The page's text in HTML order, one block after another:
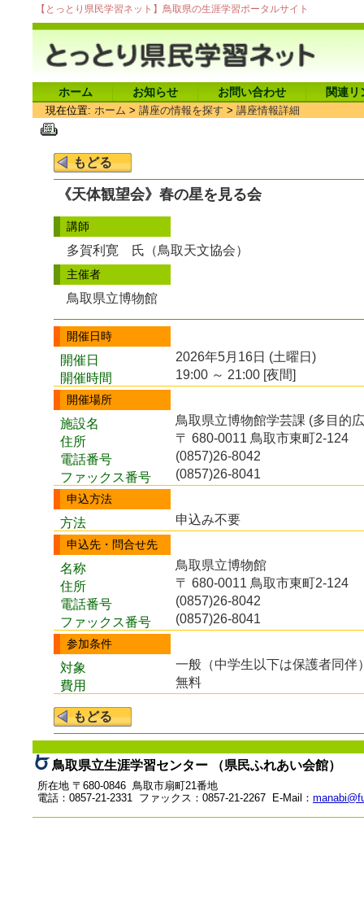
【とっとり県民学習ネット】鳥取県の生涯学習ポータルサイト
ホーム お知らせ お問い合わせ 関連リ
現在位置: ホーム > 講座の情報を探す > 講座情報詳細
《天体観望会》春の星を見る会
講師
多賀利寛 氏（鳥取天文協会）
主催者
鳥取県立博物館
開催日時
開催日
2026年5月16日 (土曜日)
開催時間
19:00 ～ 21:00 [夜間]
開催場所
施設名
鳥取県立博物館学芸課 (多目的
住所
〒 680-0011 鳥取市東町2-124
電話番号
(0857)26-8042
ファックス番号
(0857)26-8041
申込方法
方法 申込み不要
申込先・問合せ先
名称
鳥取県立博物館
住所
〒 680-0011 鳥取市東町2-124
電話番号
(0857)26-8042
ファックス番号
(0857)26-8041
参加条件
対象
一般（中学生以下は保護者同伴
費用
無料
鳥取県立生涯学習センター （県民ふれあい会館）
所在地 〒680-0846 鳥取市扇町21番地
電話：0857-21-2331 ファックス：0857-21-2267 E-Mail：